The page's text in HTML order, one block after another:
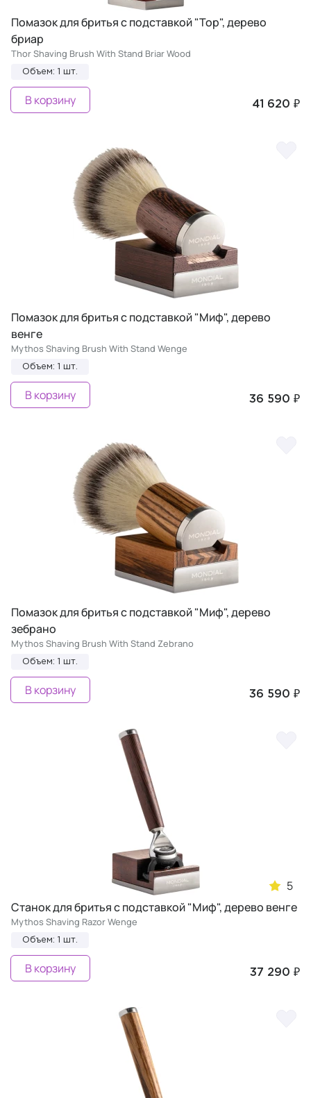
Помазок для бритья с подставкой "Тор", дерево
бриар
Thor Shaving Brush With Stand Briar Wood
Объем: 1 шт.
41 620 ₽
В корзину
Помазок для бритья с подставкой "Миф", дерево
венге
Mythos Shaving Brush With Stand Wenge
Объем: 1 шт.
36 590 ₽
В корзину
Помазок для бритья с подставкой "Миф", дерево
зебрано
Mythos Shaving Brush With Stand Zebrano
Объем: 1 шт.
36 590 ₽
В корзину
5
Станок для бритья с подставкой "Миф", дерево венге
Mythos Shaving Razor Wenge
Объем: 1 шт.
37 290 ₽
В корзину